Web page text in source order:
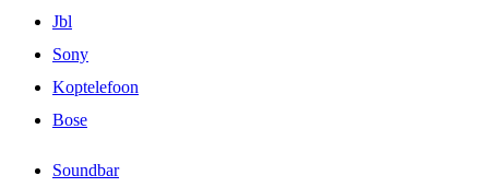
Jbl
Sony
Koptelefoon
Bose
Soundbar